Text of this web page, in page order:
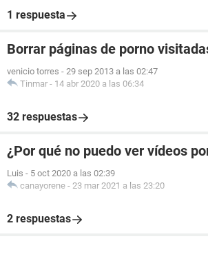
1 respuesta
Borrar páginas de porno
venicio torres - 29 sep 2013 a las 02:47
Tinmar - 14 abr 2020 a las 06:34
32 respuestas
¿Por qué no puedo ver vídeos
Luis - 5 oct 2020 a las 02:39
canayorene - 23 mar 2021 a las 23:20
2 respuestas